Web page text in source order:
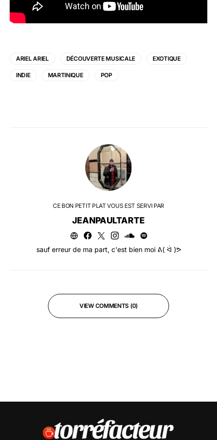
ARIEL ARIEL DÉCOUVERTE MUSICALE EXOTIQUE
INDIE MARTINIQUE POP
CE BON PETIT PLAT VOUS EST SERVI PAR
JEANPAULTARTE
sauf erreur de ma part, c'est bien moi ᕕ( ᐛ )ᕗ
VIEW COMMENTS (0)